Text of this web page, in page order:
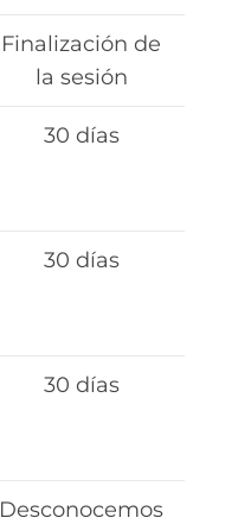
Finalización de
la sesión
30 días
30 días
30 días
Desconocemos